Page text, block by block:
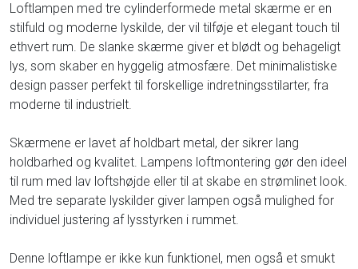
Loftlampen med tre cylinderformede metal skærme er en
stilfuld og moderne lyskilde, der vil tilføje et elegant touch til
ethvert rum. De slanke skærme giver et blødt og behageligt
lys, som skaber en hyggelig atmosfære. Det minimalistiske
design passer perfekt til forskellige indretningsstilarter, fra
moderne til industrielt.
Skærmene er lavet af holdbart metal, der sikrer lang
holdbarhed og kvalitet. Lampens loftmontering gør den ideel
til rum med lav loftshøjde eller til at skabe en strømlinet look.
Med tre separate lyskilder giver lampen også mulighed for
individuel justering af lysstyrken i rummet.
Denne loftlampe er ikke kun funktionel, men også et smukt